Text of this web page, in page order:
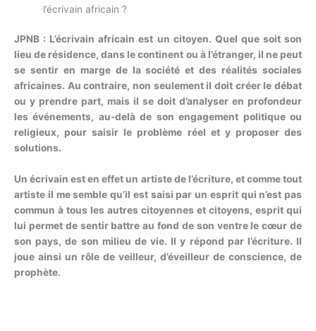
l’écrivain africain ?
JPNB : L’écrivain africain est un citoyen. Quel que soit son
lieu de résidence, dans le continent ou à l’étranger, il ne peut
se sentir en marge de la société et des réalités sociales
africaines. Au contraire, non seulement il doit créer le débat
ou y prendre part, mais il se doit d’analyser en profondeur
les événements, au-delà de son engagement politique ou
religieux, pour saisir le problème réel et y proposer des
solutions.
Un écrivain est en effet un artiste de l’écriture, et comme tout
artiste il me semble qu’il est saisi par un esprit qui n’est pas
commun à tous les autres citoyennes et citoyens, esprit qui
lui permet de sentir battre au fond de son ventre le cœur de
son pays, de son milieu de vie. Il y répond par l’écriture. Il
joue ainsi un rôle de veilleur, d’éveilleur de conscience, de
prophète.